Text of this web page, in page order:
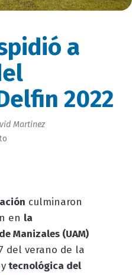
a
2022
Martinez
culminaron
en la
Manizales (UAM)
del verano de la
tecnológica del